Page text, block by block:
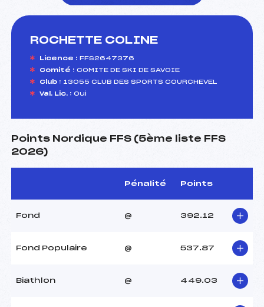
ROCHETTE COLINE
Licence : FFS2647376
Comité : COMITE DE SKI DE SAVOIE
Club : 13055 CLUB DES SPORTS COURCHEVEL
Val. Lic. : Oui
Points Nordique FFS (5ème liste FFS
2026)
Pénalité Points
Fond @ 392.12
Fond Populaire @ 537.87
Biathlon @ 449.03